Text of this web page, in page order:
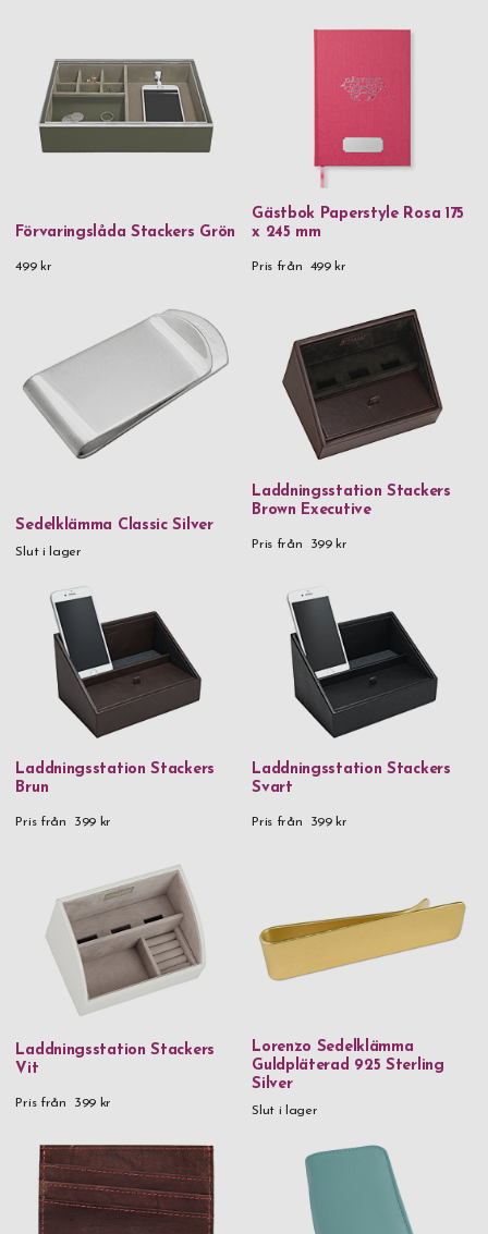
Material
24K guldpläterad ros
90% återvunnet rostfritt stål & plast
Aluminium
Aluminium & rostfritt stål
Aluminium & trä
Bokträ
Eco-läder & FSC-certifierat papper
FSC-certifierat hickoryträ, kolstål & fibercomp
Glas
Guldpläterad (1 micron) 925 Sterling Silver
Handgjort glas
Handgjort glas & trä
Läder & metall
Läder & rostfritt stål
Metall
Mässing
Platinumpläterad ros
PU-läder
Förvaringslåda Stackers Grön
499 kr
Gästbok Paperstyle Rosa 175
x 245 mm
Pris från 499 kr
Sedelklämma Classic Silver
Slut i lager
Laddningsstation Stackers
Brown Executive
Pris från 399 kr
Laddningsstation Stackers
Brun
Pris från 399 kr
Laddningsstation Stackers
Svart
Pris från 399 kr
Laddningsstation Stackers
Vit
Pris från 399 kr
Lorenzo Sedelklämma
Guldpläterad 925 Sterling
Silver
Slut i lager